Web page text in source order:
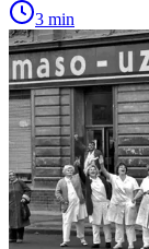
3 min